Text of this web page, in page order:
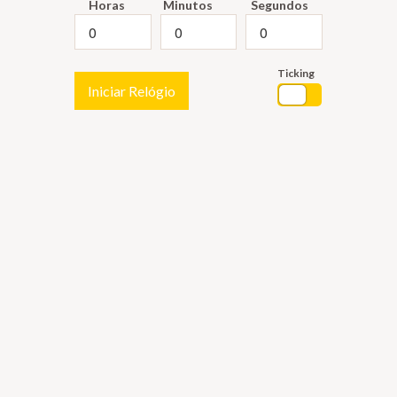
Horas Minutos Segundos
Iniciar Relógio
Ticking